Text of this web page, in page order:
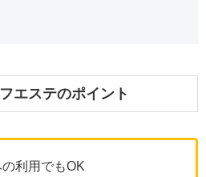
エステのポイント
利用でもOK